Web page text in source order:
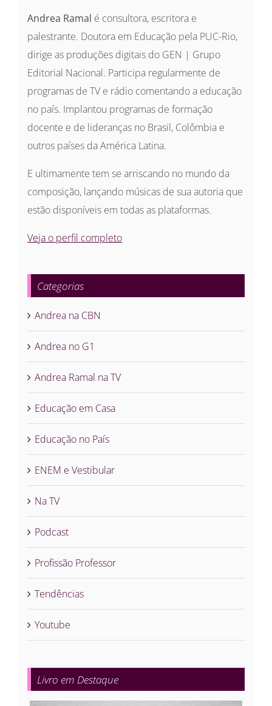
Andrea Ramal é consultora, escritora e
palestrante. Doutora em Educação pela PUC-Rio,
dirige as produções digitais do GEN | Grupo
Editorial Nacional. Participa regularmente de
programas de TV e rádio comentando a educação
no país. Implantou programas de formação
docente e de lideranças no Brasil, Colômbia e
outros países da América Latina.
E ultimamente tem se arriscando no mundo da
composição, lançando músicas de sua autoria que
estão disponíveis em todas as plataformas.
Veja o perfil completo
Categorias
Andrea na CBN
Andrea no G1
Andrea Ramal na TV
Educação em Casa
Educação no País
ENEM e Vestibular
Na TV
Podcast
Profissão Professor
Tendências
Youtube
Livro em Destaque